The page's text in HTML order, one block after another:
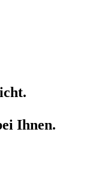
Ihnen.